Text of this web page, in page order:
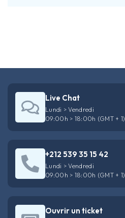
Live Chat
Lundi > Vendredi
09:00h > 18:00h (GMT + 1)
+212 539 35 15 42
Lundi > Vendredi
09:00h > 18:00h (GMT + 1)
Ouvrir un ticket